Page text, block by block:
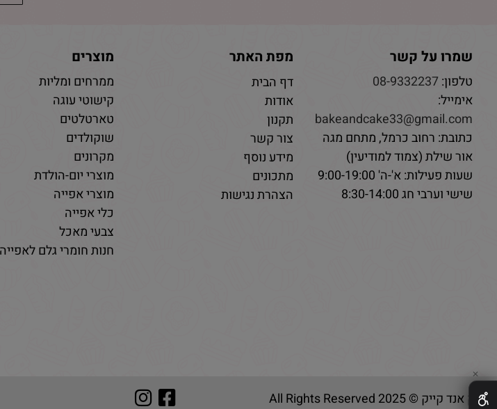
שמרו על קשר
טלפון:08-9332237
אימייל:
bakeandcake33@gmail.com
כתובת: רחוב כרמל, מתחם מגה
אור שילת (צמוד למודיעין)
שעות פעילות: א'-ה' 9:00-19:00
שישי וערבי חג 8:30-14:00
מפת האתר
דף הבית
אודות
תקנון
צור קשר
מידע נוסף
מתכונים
הצהרת נגישות
מוצרים
ממרחים ומליות
קישוטי עוגה
טארטלטים
שוקולדים
מקרונים
מוצרי יום-הולדת
מוצרי אפייה
כלי אפייה
צבעי מאכל
חנות חומרי גלם לאפייה
✕